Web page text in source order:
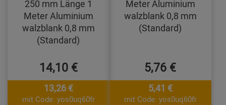
250 mm Länge 1
Meter Aluminium
walzblank 0,8 mm
(Standard)
14,10 €
13,26 €
mit Code: yos0uq60fr
Meter Aluminium
walzblank 0,8 mm
(Standard)
5,76 €
5,41 €
mit Code: yos0uq60fr